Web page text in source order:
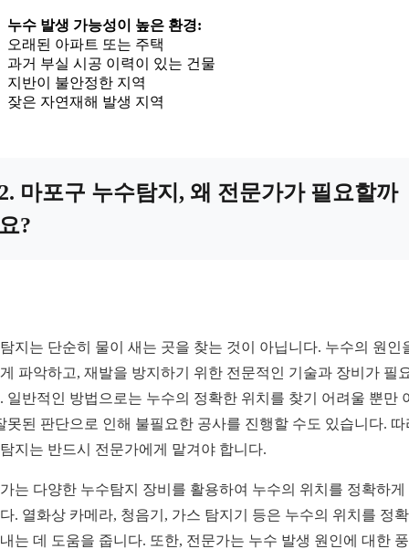
누수 발생 가능성이 높은 환경:
오래된 아파트 또는 주택
과거 부실 시공 이력이 있는 건물
지반이 불안정한 지역
잦은 자연재해 발생 지역
마포구 누수탐지, 왜 전문가가 필요할까
?
지는 단순히 물이 새는 곳을 찾는 것이 아닙니다. 누수의 원인
파악하고, 재발을 방지하기 위한 전문적인 기술과 장비가 필
일반적인 방법으로는 누수의 정확한 위치를 찾기 어려울 뿐만
못된 판단으로 인해 불필요한 공사를 진행할 수도 있습니다. 따
지는 반드시 전문가에게 맡겨야 합니다.
는 다양한 누수탐지 장비를 활용하여 누수의 위치를 정확하게
. 열화상 카메라, 청음기, 가스 탐지기 등은 누수의 위치를 정
는 데 도움을 줍니다. 또한, 전문가는 누수 발생 원인에 대한